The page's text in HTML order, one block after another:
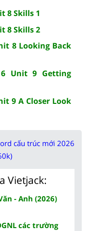
8 Skills 1
8 Skills 2
8 Looking Back
Unit 9 Getting
9 A Closer Look
cấu trúc mới 2026
Vietjack:
- Anh (2026)
các trường